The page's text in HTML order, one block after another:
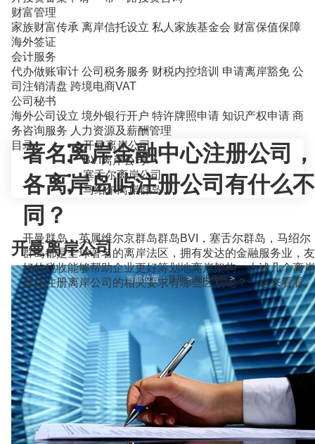
财富管理
家族财富传承 离岸信托设立 私人家族基金会 财富保值保障
海外签证
会计服务
代办做账审计 公司税务服务 财税内控培训 申请离岸豁免 公
司注销清盘 跨境电商VAT
公司秘书
海外公司设立 境外银行开户 特许牌照申请 知识产权申请 商
务咨询服务 人力资源及薪酬管理
当前位置：首页>知识百科>
著名离岸金融中心注册公司，
各离岸岛屿注册公司有什么不
同？
开曼群岛，英属维尔京群岛群岛BVI，塞舌尔群岛，马绍尔
群岛都是全球著名的离岸法区，拥有发达的金融服务业，友
好的税收能够帮助企业更好筹划地离岸架构。上述几个离岸
群岛注册离岸公司的相关要求有哪些区别呢？一起来看看。
目录
开曼离岸公司
BVI离岸公司
塞舌尔离岸公司
马绍尔离岸群岛
开曼离岸公司